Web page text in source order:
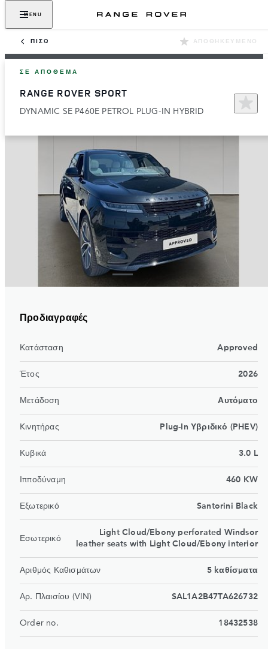
MENU
ΠΊΣΩ ΑΠΟΘΗΚΕΥΜΈΝΟ
ΣΕ ΑΠΌΘΕΜΑ
RANGE ROVER SPORT
DYNAMIC SE P460E PETROL PLUG-IN HYBRID
Προδιαγραφές
Κατάσταση Approved
Έτος 2026
Μετάδοση Αυτόματο
Kινητήρας Plug-In Υβριδικό (PHEV)
Κυβικά 3.0 L
Ιπποδύναμη 460 KW
Εξωτερικό Santorini Black
Εσωτερικό
Light Cloud/Ebony perforated Windsor
leather seats with Light Cloud/Ebony interior
Αριθμός Καθισμάτων 5 kαθίσματα
Αρ. Πλαισίου (VIN) SAL1A2B47TA626732
Order no. 18432538